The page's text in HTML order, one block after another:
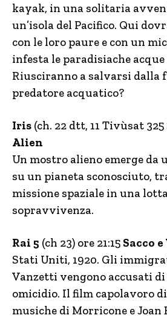
kayak, in una solitaria
un’isola del Pacifico. Qui
con le loro paure e con un
infesta le paradisiache acque
Riusciranno a salvarsi dalla
predatore acquatico?
Iris (ch. 22 dtt, 11 Tivùsat 325
Alien
Un mostro alieno emerge da
su un pianeta sconosciuto,
missione spaziale in una
sopravvivenza.
Rai 5 (ch 23) ore 21:15 Sacco
Stati Uniti, 1920. Gli
Vanzetti vengono accusati
omicidio. Il film capolavoro
musiche di Morricone e Joan